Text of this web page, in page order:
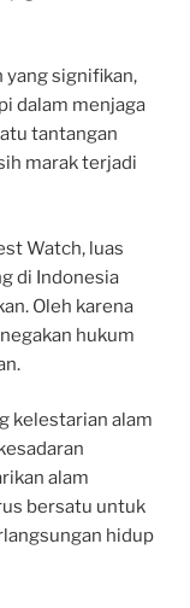
yang signifikan,
dalam menjaga
tantangan
marak terjadi
Watch, luas
di Indonesia
Oleh karena
hukum
kelestarian alam
alam
bersatu untuk
hidup